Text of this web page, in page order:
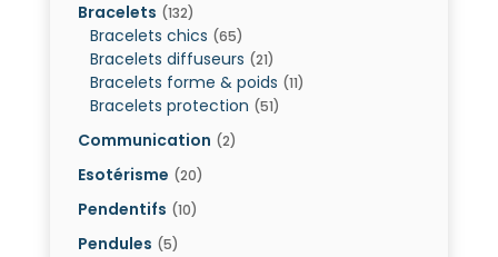
Bracelets (132)
Bracelets chics (65)
Bracelets diffuseurs (21)
Bracelets forme & poids (11)
Bracelets protection (51)
Communication (2)
Esotérisme (20)
Pendentifs (10)
Pendules (5)